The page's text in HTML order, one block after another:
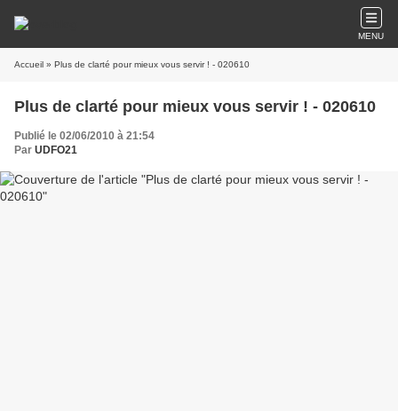
MENU
Accueil » Plus de clarté pour mieux vous servir ! - 020610
Plus de clarté pour mieux vous servir ! - 020610
Publié le 02/06/2010 à 21:54
Par UDFO21